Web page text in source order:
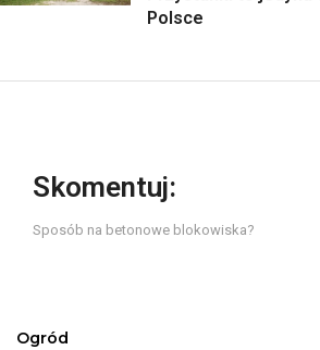
Polsce
Skomentuj:
Sposób na betonowe blokowiska?
Ogród